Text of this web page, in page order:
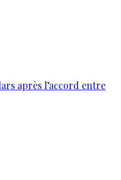
après l’accord entre